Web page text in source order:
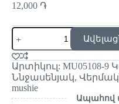
12,000 ֏
Արտիկուլ: MU05108-9
Ննջասենյակ,
mushie
Ապահով